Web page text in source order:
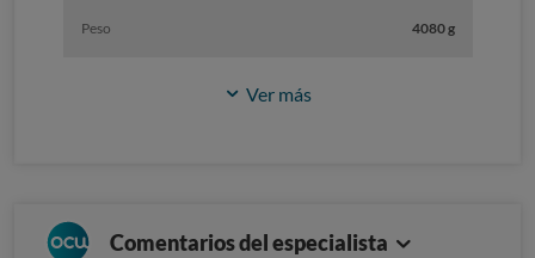
Peso 4080 g
Ver más
Comentarios del especialista